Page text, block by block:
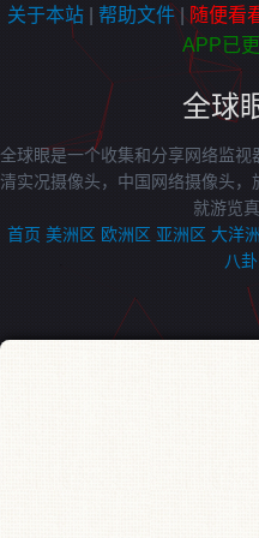
关于本站 帮助文件|随便看
APP已
全球
全球眼是一个收集和分享网络监
清实况摄像头，中国网络摄像头
就游览
首页 美洲区 欧洲区 亚洲区 大洋
八卦